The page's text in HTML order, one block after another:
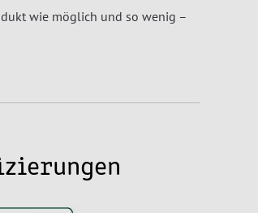
wie möglich und so wenig –